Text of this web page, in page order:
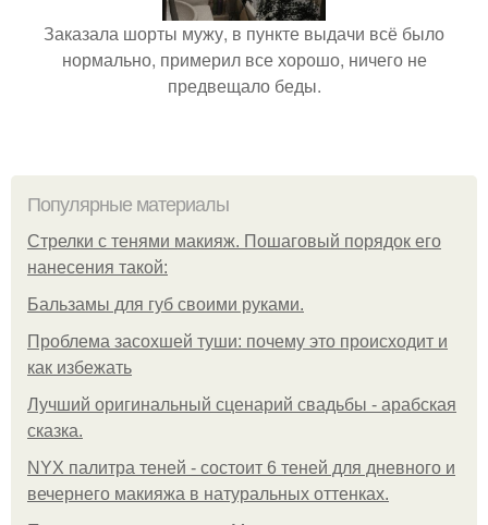
Заказала шорты мужу, в пункте выдачи всё было
нормально, примерил все хорошо, ничего не
предвещало беды.
Популярные материалы
Стрелки с тенями макияж. Пошаговый порядок его
нанесения такой:
Бальзамы для губ своими руками.
Проблема засохшей туши: почему это происходит и
как избежать
Лучший оригинальный сценарий свадьбы - арабская
сказка.
NYX палитра теней - состоит 6 теней для дневного и
вечернего макияжа в натуральных оттенках.